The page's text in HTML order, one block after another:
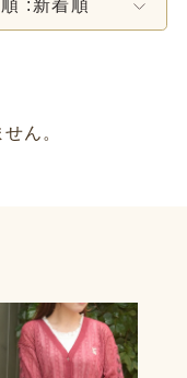
: 新着順
ん。